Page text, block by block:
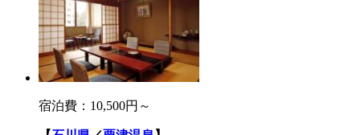
宿泊費： 10,500円～